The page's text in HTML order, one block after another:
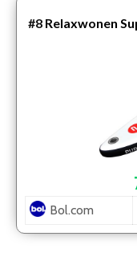
#8 Relaxwonen
Board (SUP-
Bol.com